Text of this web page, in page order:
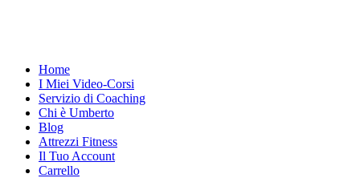
Home
I Miei Video-Corsi
Servizio di Coaching
Chi è Umberto
Blog
Attrezzi Fitness
Il Tuo Account
Carrello